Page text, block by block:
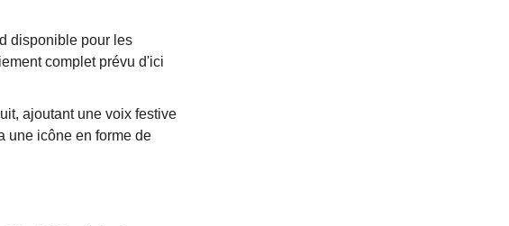
disponible pour les
complet prévu d'ici
ajoutant une voix festive
une icône en forme de